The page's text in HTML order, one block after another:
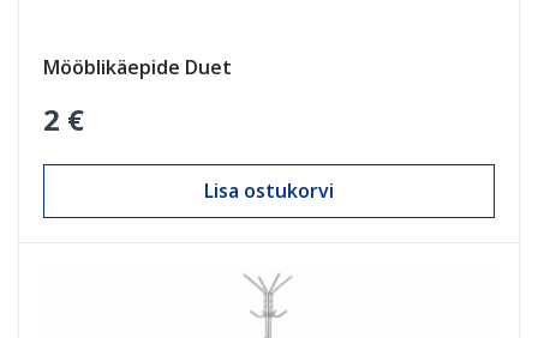
Mööblikäepide Duet
2 €
Lisa ostukorvi